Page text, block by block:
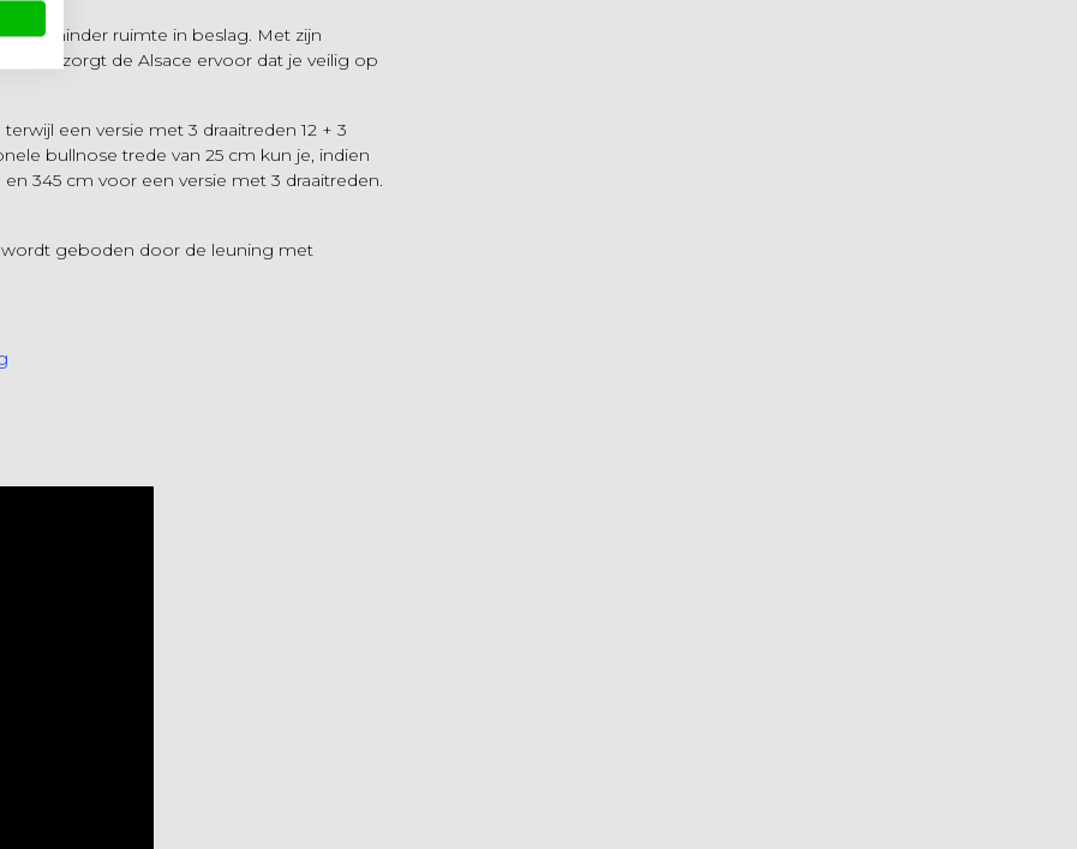
ook minder ruimte in beslag. Met zijn
zorgt de Alsace ervoor dat je veilig op
een versie met 3 draaitreden 12 + 3
bullnose trede van 25 cm kun je, indien
345 cm voor een versie met 3 draaitreden.
wordt geboden door de leuning met